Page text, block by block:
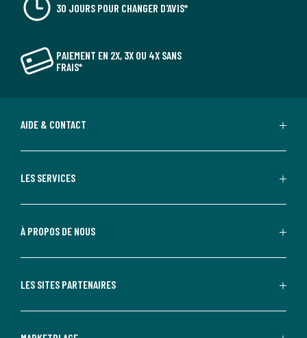
30 JOURS POUR CHANGER D'AVIS*
PAIEMENT EN 2X, 3X OU 4X SANS
FRAIS*
AIDE & CONTACT
LES SERVICES
À PROPOS DE NOUS
LES SITES PARTENAIRES